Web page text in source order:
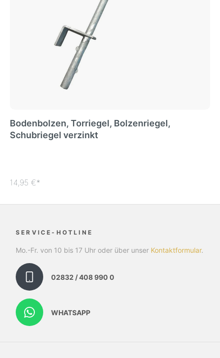
Bodenbolzen, Torriegel, Bolzenriegel,
Schubriegel verzinkt
14,95 €*
SERVICE-HOTLINE
Mo.-Fr. von 10 bis 17 Uhr oder über unser Kontaktformular.
02832 / 408 990 0
WHATSAPP